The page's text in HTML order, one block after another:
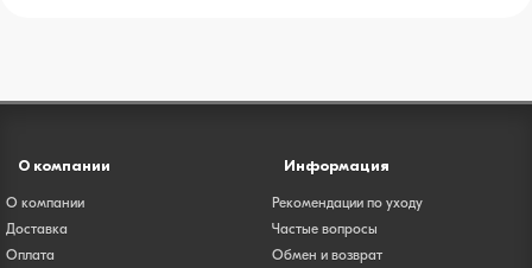
О компании
О компании
Доставка
Оплата
Информация
Рекомендации по уходу
Частые вопросы
Обмен и возврат